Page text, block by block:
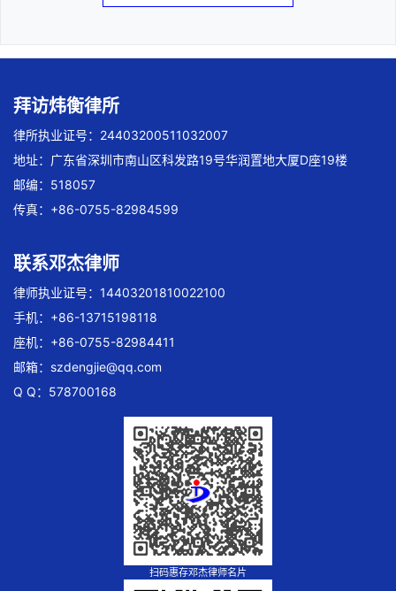
拜访炜衡律所
律所执业证号：24403200511032007
地址：广东省深圳市南山区科发路19号华润置地大厦D座19楼
邮编：518057
传真：+86-0755-82984599
联系邓杰律师
律师执业证号：14403201810022100
手机：+86-13715198118
座机：+86-0755-82984411
邮箱： szdengjie@qq.com
Q Q：578700168
扫码惠存邓杰律师名片